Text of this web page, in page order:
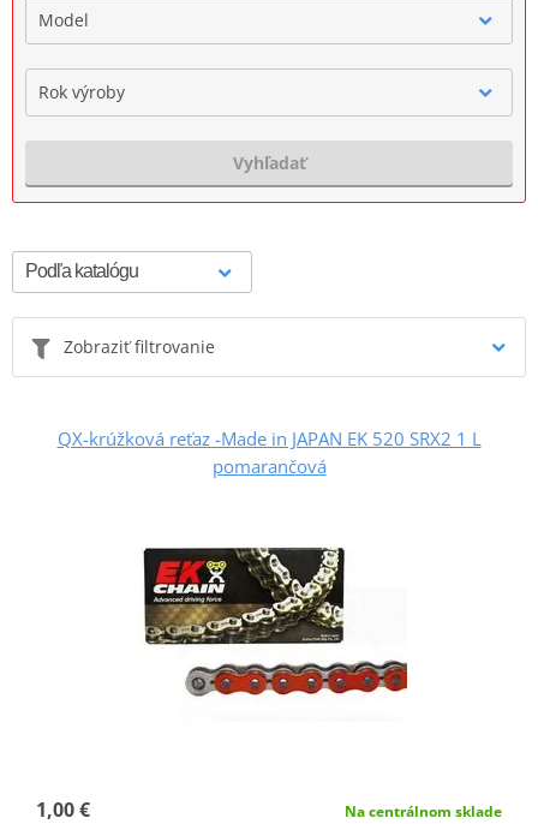
Model
Rok výroby
Vyhľadať
Zobraziť filtrovanie
QX-krúžková reťaz -Made in JAPAN EK 520 SRX2 1 L
pomarančová
1,00 € Na centrálnom sklade